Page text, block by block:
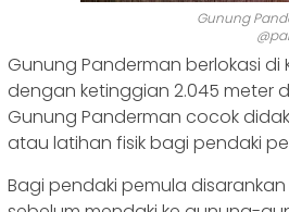
Gunung
Gunung Panderman berlokasi di
dengan ketinggian 2.045 meter
Gunung Panderman cocok
atau latihan fisik bagi pendaki
Bagi pendaki pemula